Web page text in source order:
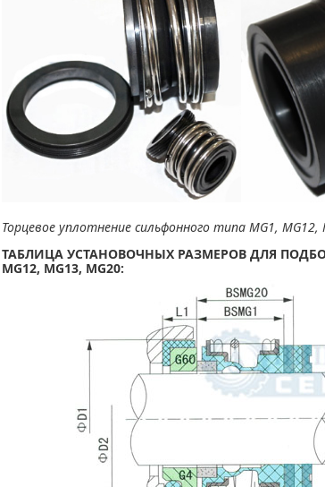
Торцевое уплотнение сильфонного типа MG1, MG12,
ТАБЛИЦА УСТАНОВОЧНЫХ РАЗМЕРОВ ДЛЯ
MG12, MG13, MG20: